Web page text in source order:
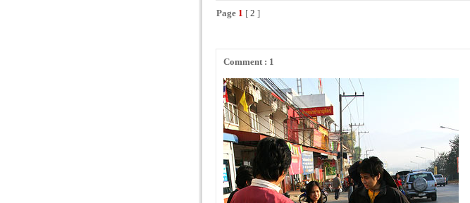
Page 1 [ 2 ]
Comment : 1